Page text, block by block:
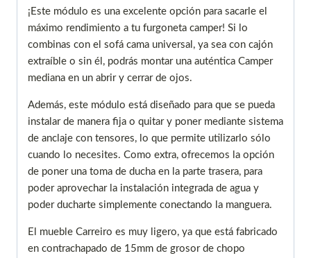
¡Este módulo es una excelente opción para sacarle el
máximo rendimiento a tu furgoneta camper! Si lo
combinas con el sofá cama universal, ya sea con cajón
extraíble o sin él, podrás montar una auténtica Camper
mediana en un abrir y cerrar de ojos.
Además, este módulo está diseñado para que se pueda
instalar de manera fija o quitar y poner mediante sistema
de anclaje con tensores, lo que permite utilizarlo sólo
cuando lo necesites. Como extra, ofrecemos la opción
de poner una toma de ducha en la parte trasera, para
poder aprovechar la instalación integrada de agua y
poder ducharte simplemente conectando la manguera.
El mueble Carreiro es muy ligero, ya que está fabricado
en contrachapado de 15mm de grosor de chopo